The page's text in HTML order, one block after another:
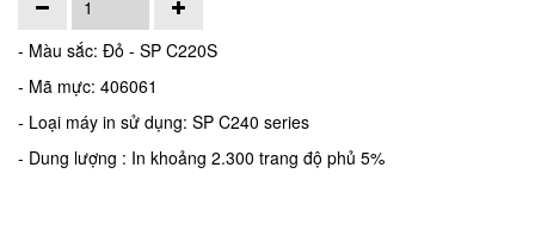
- Màu sắc: Đỏ - SP C220S
- Mã mực: 406061
- Loại máy in sử dụng: SP C240 series
- Dung lượng : In khoảng 2.300 trang độ phủ 5%